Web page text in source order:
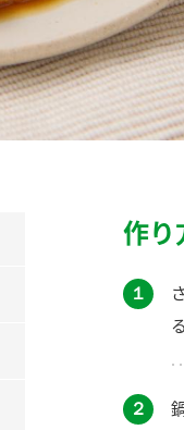
作り
１
２